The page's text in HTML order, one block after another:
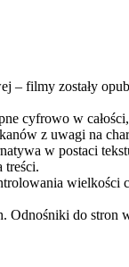
– filmy zostały
cyfrowo w
z uwagi na
w postaci
treści.
do